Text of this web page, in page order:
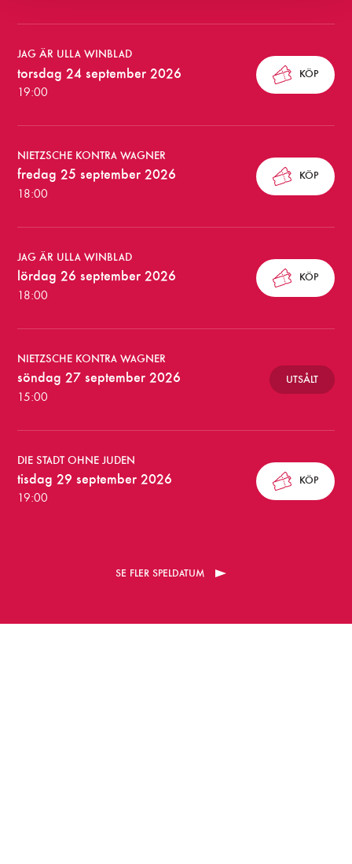
m
a
n
e
f
ö
r
e
s
t
ä
l
l
n
g
JAG ÄR ULLA WINBLAD
torsdag 24 september 2026
19:00
KÖP
NIETZSCHE KONTRA WAGNER
fredag 25 september 2026
18:00
KÖP
JAG ÄR ULLA WINBLAD
lördag 26 september 2026
18:00
KÖP
NIETZSCHE KONTRA WAGNER
söndag 27 september 2026
15:00
UTSÅLT
DIE STADT OHNE JUDEN
tisdag 29 september 2026
19:00
KÖP
SE FLER SPELDATUM